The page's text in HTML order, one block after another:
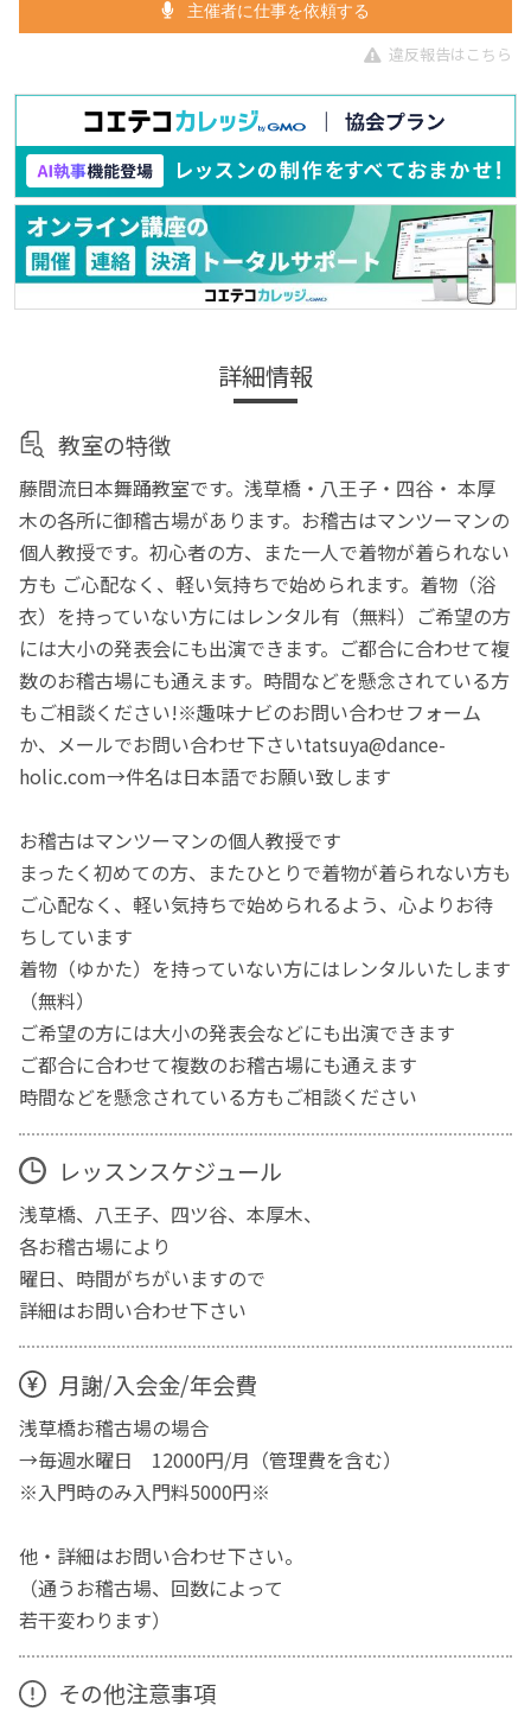
主催者に仕事を依頼する
違反報告はこちら
詳細情報
教室の特徴
藤間流日本舞踊教室です。浅草橋・八王子・四谷・ 本厚
木の各所に御稽古場があります。お稽古はマンツーマンの
個人教授です。初心者の方、また一人で着物が着られない
方も ご心配なく、軽い気持ちで始められます。着物（浴
衣）を持っていない方にはレンタル有（無料）ご希望の方
には大小の発表会にも出演できます。ご都合に合わせて複
数のお稽古場にも通えます。時間などを懸念されている方
もご相談ください!※趣味ナビのお問い合わせフォーム
か、メールでお問い合わせ下さいtatsuya@dance-
holic.com→件名は日本語でお願い致します
お稽古はマンツーマンの個人教授です
まったく初めての方、またひとりで着物が着られない方も
ご心配なく、軽い気持ちで始められるよう、心よりお待
ちしています
着物（ゆかた）を持っていない方にはレンタルいたします
（無料）
ご希望の方には大小の発表会などにも出演できます
ご都合に合わせて複数のお稽古場にも通えます
時間などを懸念されている方もご相談ください
レッスンスケジュール
浅草橋、八王子、四ツ谷、本厚木、
各お稽古場により
曜日、時間がちがいますので
詳細はお問い合わせ下さい
月謝/入会金/年会費
浅草橋お稽古場の場合
→毎週水曜日 12000円/月（管理費を含む）
※入門時のみ入門料5000円※
他・詳細はお問い合わせ下さい。
（通うお稽古場、回数によって
若干変わります）
その他注意事項